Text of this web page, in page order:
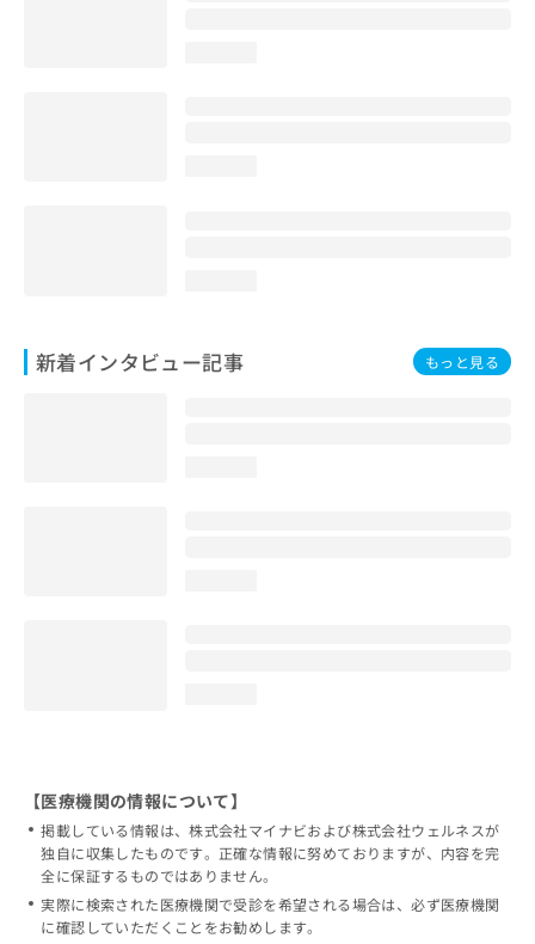
新着インタビュー記事 もっと見る
【医療機関の情報について】
掲載している情報は、株式会社マイナビおよび株式会社ウェルネスが
独自に収集したものです。正確な情報に努めておりますが、内容を完
全に保証するものではありません。
実際に検索された医療機関で受診を希望される場合は、必ず医療機関
に確認していただくことをお勧めします。